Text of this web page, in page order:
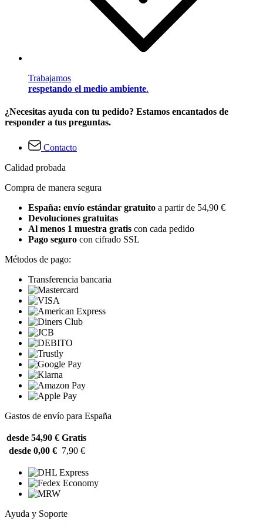
Trabajamos
respetando el medio ambiente.
¿Necesitas ayuda con tu pedido? Estamos encantados de
responder a tus preguntas.
Contacto
Calidad probada
Compra de manera segura
España: envío estándar gratuito a partir de 54,90 €
Devoluciones gratuitas
Al menos 1 muestra gratis con cada pedido
Pago seguro con cifrado SSL
Métodos de pago:
Transferencia bancaria
Gastos de envío para España
desde 54,90 € Gratis
desde 0,00 € 7,90 €
Ayuda y Soporte